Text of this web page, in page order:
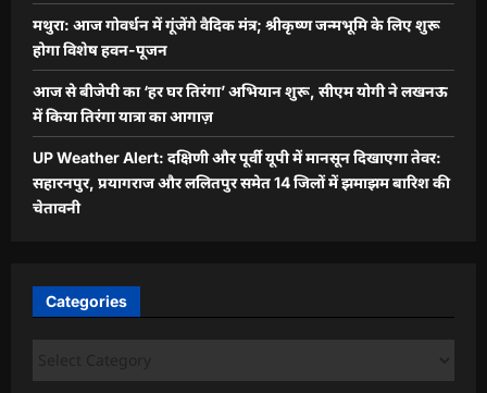
मथुरा: आज गोवर्धन में गूंजेंगे वैदिक मंत्र; श्रीकृष्ण जन्मभूमि के लिए शुरू
होगा विशेष हवन-पूजन
आज से बीजेपी का ‘हर घर तिरंगा’ अभियान शुरू, सीएम योगी ने लखनऊ
में किया तिरंगा यात्रा का आगाज़
UP Weather Alert: दक्षिणी और पूर्वी यूपी में मानसून दिखाएगा तेवर:
सहारनपुर, प्रयागराज और ललितपुर समेत 14 जिलों में झमाझम बारिश की
चेतावनी
Categories